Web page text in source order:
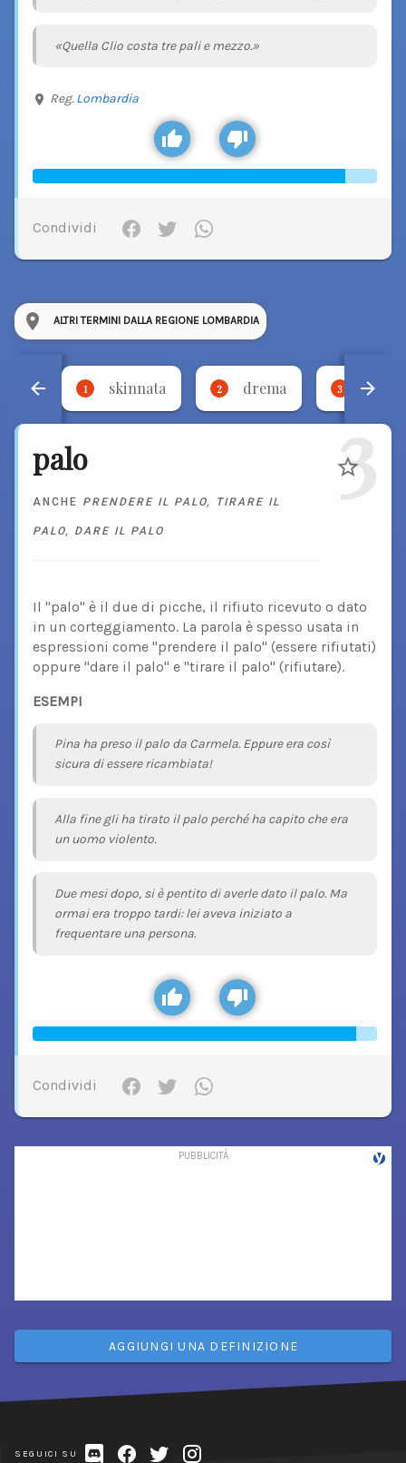
«Quella Clio costa tre pali e mezzo.»
Reg. Lombardia
Condividi
ALTRI TERMINI DALLA REGIONE LOMBARDIA
1 skinnata 2 drema 3
palo
ANCHE PRENDERE IL PALO, TIRARE IL
PALO, DARE IL PALO
3
Il "palo" è il due di picche, il rifiuto ricevuto o dato
in un corteggiamento. La parola è spesso usata in
espressioni come "prendere il palo" (essere rifiutati)
oppure "dare il palo" e "tirare il palo" (rifiutare).
ESEMPI
Pina ha preso il palo da Carmela. Eppure era così
sicura di essere ricambiata!
Alla fine gli ha tirato il palo perché ha capito che era
un uomo violento.
Due mesi dopo, si è pentito di averle dato il palo. Ma
ormai era troppo tardi: lei aveva iniziato a
frequentare una persona.
Condividi
AGGIUNGI UNA DEFINIZIONE
SEGUICI SU